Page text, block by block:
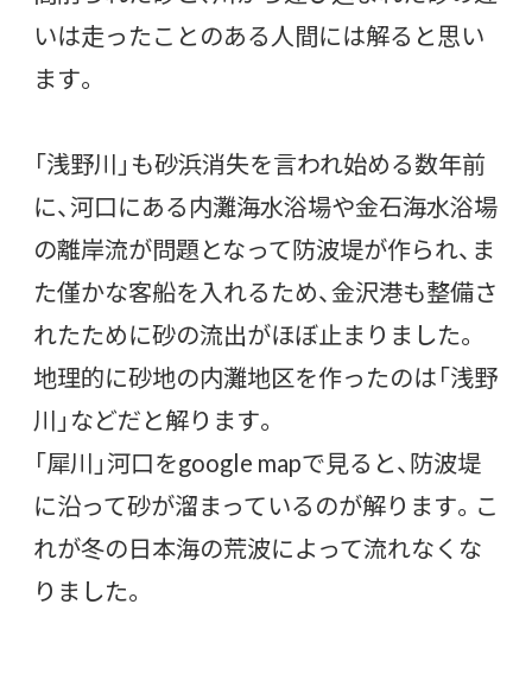
いは走ったことのある人間には解ると思い
ます。
「浅野川」も砂浜消失を言われ始める数年前
に、河口にある内灘海水浴場や金石海水浴場
の離岸流が問題となって防波堤が作られ、ま
た僅かな客船を入れるため、金沢港も整備さ
れたために砂の流出がほぼ止まりました。
地理的に砂地の内灘地区を作ったのは「浅野
川」などだと解ります。
「犀川」河口をgoogle mapで見ると、防波堤
に沿って砂が溜まっているのが解ります。こ
れが冬の日本海の荒波によって流れなくな
りました。